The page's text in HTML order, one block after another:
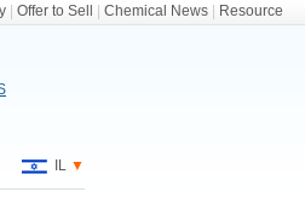
Offer to Sell Chemical News Resource
IL ▼